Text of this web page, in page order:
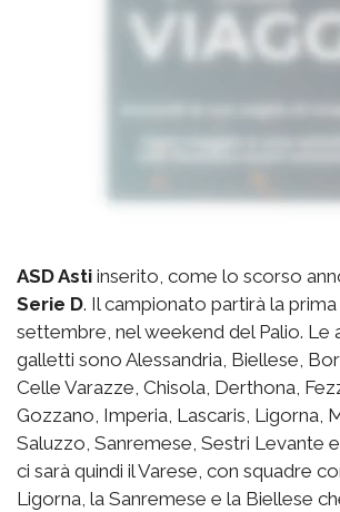
ASD Asti inserito, come lo scorso
Serie D. Il campionato partirà la
settembre, nel weekend del Palio. Le
galletti sono Alessandria, Biellese,
Celle Varazze, Chisola, Derthona,
Gozzano, Imperia, Lascaris, Ligorna,
Saluzzo, Sanremese, Sestri Levante
ci sarà quindi il Varese, con squadre
Ligorna, la Sanremese e la Biellese